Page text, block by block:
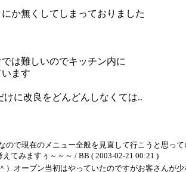
か無くしてしまっておりました
は難しいのでキッチン内に
ます
に改良をどんどんしなくては..
ので現在のメニュー全般を見直して行こうと思っ
てみますぅ～～～ / BB ( 2003-02-21 00:21 )
）オープン当初はやっていたのですがお客さんが